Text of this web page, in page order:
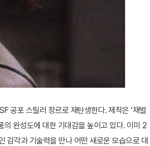
공포 스릴러 장르로 재탄생한다. 제작은 ‘재벌
의 완성도에 대한 기대감을 높이고 있다. 이미 2
감각과 기술력을 만나 어떤 새로운 모습으로 대